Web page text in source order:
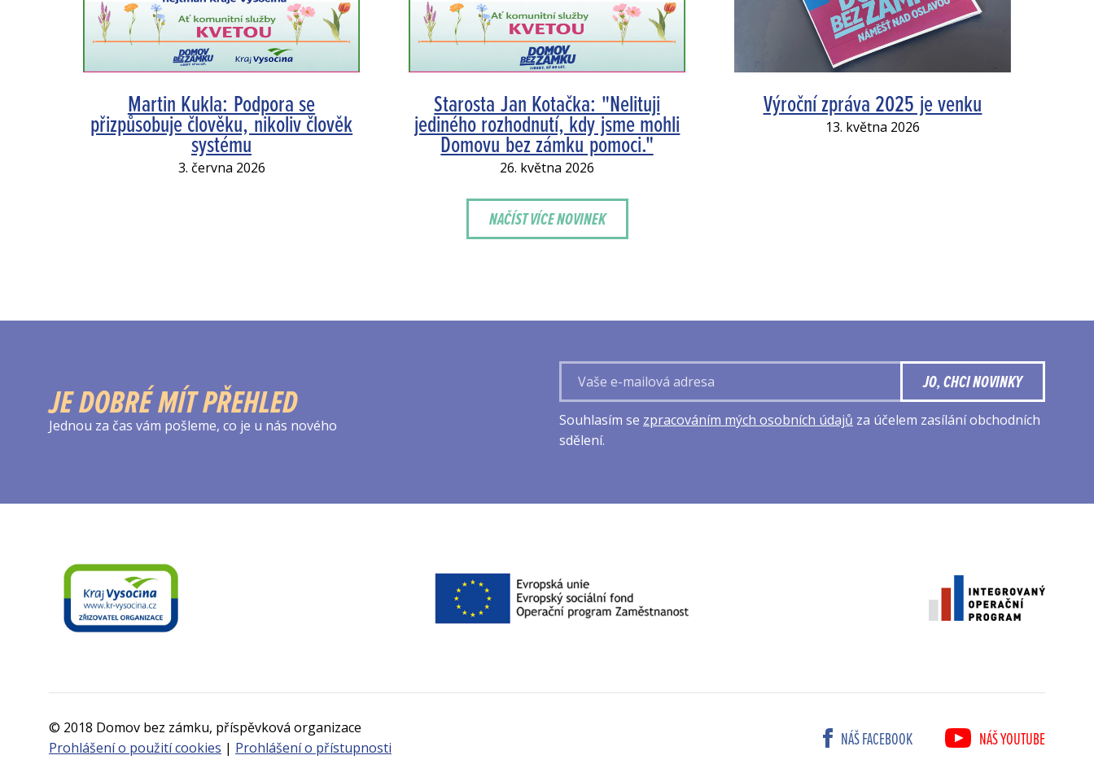
Martin Kukla: Podpora se
přizpůsobuje člověku, nikoliv člověk
systému
3. června 2026
Starosta Jan Kotačka: "Nelituji
jediného rozhodnutí, kdy jsme mohli
Domovu bez zámku pomoci."
26. května 2026
Výroční zpráva 2025 je venku
13. května 2026
NAČÍST VÍCE NOVINEK
JE DOBRÉ MÍT PŘEHLED
Jednou za čas vám pošleme, co je u nás nového
Vaše
mailová
adresa
JO, CHCI NOVINKY
Souhlasím se zpracováním mých osobních údajů za účelem zasílání obchodních
sdělení.
© 2018 Domov bez zámku, příspěvková organizace
Prohlášení o použití cookies | Prohlášení o přístupnosti NÁŠ FACEBOOK NÁŠ YOUTUBE